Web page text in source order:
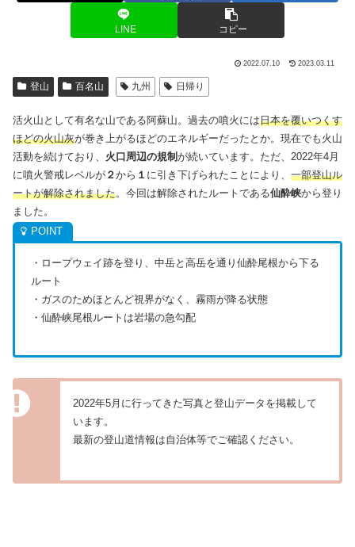
LINE コピー
2022.07.10 2023.03.11
登山 百名山 九州 日帰り
活火山として有名な山である阿蘇山。過去の噴火には日本を覆いつくす
ほどの火山灰が巻き上がるほどのエネルギーだったとか。現在でも火山
活動を続けており、 火口周辺の規制 が続いています。ただ、2022年4月
に噴火警戒レベルが ２から １ に引き下げられたことにより、 一部登山ル
ートが解除されました。今回は解除されたルートである仙酔峡から登り
ました。
・ロープウェイ跡を登り、中岳と高岳を通り仙酔尾根から下る
ルート
・ガスのためほとんど視界がなく、霧雨が降る状態
・仙酔峡尾根ルートは岩場の急勾配
2022年5月に行ってきた写真と登山データを掲載して
います。
最新の登山道情報は自治体等でご確認ください。